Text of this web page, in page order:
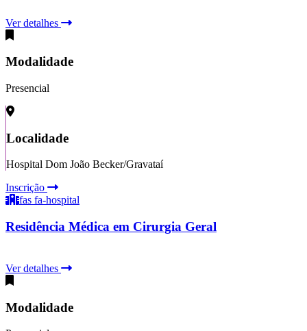
Ver detalhes
Modalidade
Presencial
Localidade
Hospital Dom João Becker/Gravataí
Inscrição
fas fa-hospital
Residência Médica em Cirurgia Geral
Ver detalhes
Modalidade